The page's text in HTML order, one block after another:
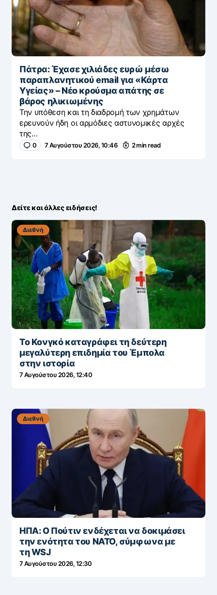
Πάτρα: Έχασε χιλιάδες ευρώ μέσω
παραπλανητικού email για «Κάρτα
Υγείας» – Νέο κρούσμα απάτης σε
βάρος ηλικιωμένης
Την υπόθεση και τη διαδρομή των χρημάτων
ερευνούν ήδη οι αρμόδιες αστυνομικές αρχές
της…
0 7 Αυγούστου 2026, 10:46 2 min read
Δείτε και άλλες ειδήσεις!
Διεθνή
Το Κονγκό καταγράφει τη δεύτερη
μεγαλύτερη επιδημία του Έμπολα
στην ιστορία
7 Αυγούστου 2026, 12:40
Διεθνή
ΗΠΑ: Ο Πούτιν ενδέχεται να δοκιμάσει
την ενότητα του ΝΑΤΟ, σύμφωνα με
τη WSJ
7 Αυγούστου 2026, 12:30